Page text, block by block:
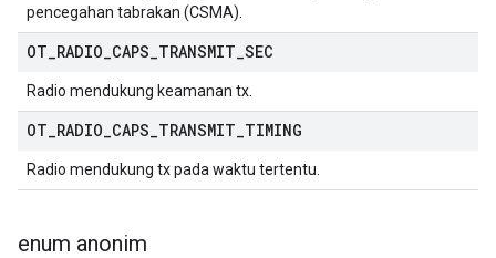
pencegahan tabrakan (CSMA).
OT RADIO CAPS TRANSMIT SEC
Radio mendukung keamanan tx.
OT RADIO CAPS TRANSMIT TIMING
Radio mendukung tx pada waktu tertentu.
enum anonim